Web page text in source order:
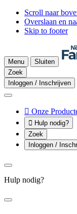
Scroll naar
Overslaan en
Skip to footer
Menu
Sluiten
Zoek
Inloggen / Inschrijven
 Onze
 Hulp nodig?
Zoek
Inloggen /
Hulp nodig?